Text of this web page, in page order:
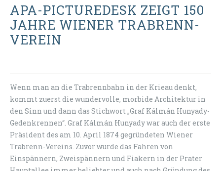
APA-PICTUREDESK ZEIGT 150
JAHRE WIENER TRABRENN-
VEREIN
Wenn man an die Trabrennbahn in der Krieau denkt,
kommt zuerst die wundervolle, morbide Architektur in
den Sinn und dann das Stichwort „Graf Kálmán Hunyady-
Gedenkrennen“. Graf Kálmán Hunyady war auch der erste
Präsident des am 10. April 1874 gegründeten Wiener
Trabrenn-Vereins. Zuvor wurde das Fahren von
Einspännern, Zweispännern und Fiakern in der Prater